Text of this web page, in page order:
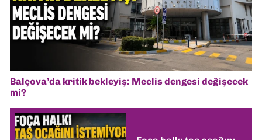
Balçova’da kritik bekleyiş: Meclis dengesi değişecek
mi?